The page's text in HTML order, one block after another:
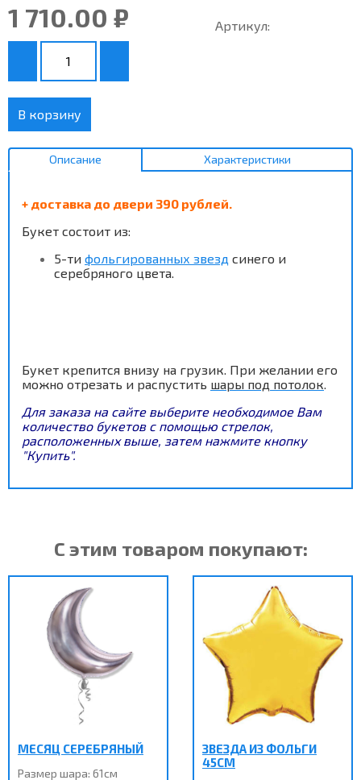
1 710.00 ₽ Артикул:
В корзину
Описание Характеристики
+ доставка до двери 390 рублей.
Букет состоит из:
5-ти фольгированных звезд синего и
серебряного цвета.
Букет крепится внизу на грузик. При желании его
можно отрезать и распустить шары под потолок
Для заказа на сайте выберите необходимое Вам
количество букетов с помощью стрелок,
расположенных выше, затем нажмите кнопку
"Купить".
С этим товаром покупают:
МЕСЯЦ СЕРЕБРЯНЫЙ
Размер шара: 61см
ЗВЕЗДА ИЗ ФОЛЬГИ
45СМ